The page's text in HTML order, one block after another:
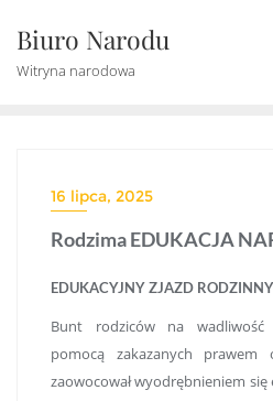
content
Biuro Narodu
Witryna narodowa
16 lipca, 2025
Rodzima EDUKACJA
EDUKACYJNY ZJAZD
Bunt rodziców na wadliwość
pomocą zakazanych prawem
zaowocował wyodrębnieniem